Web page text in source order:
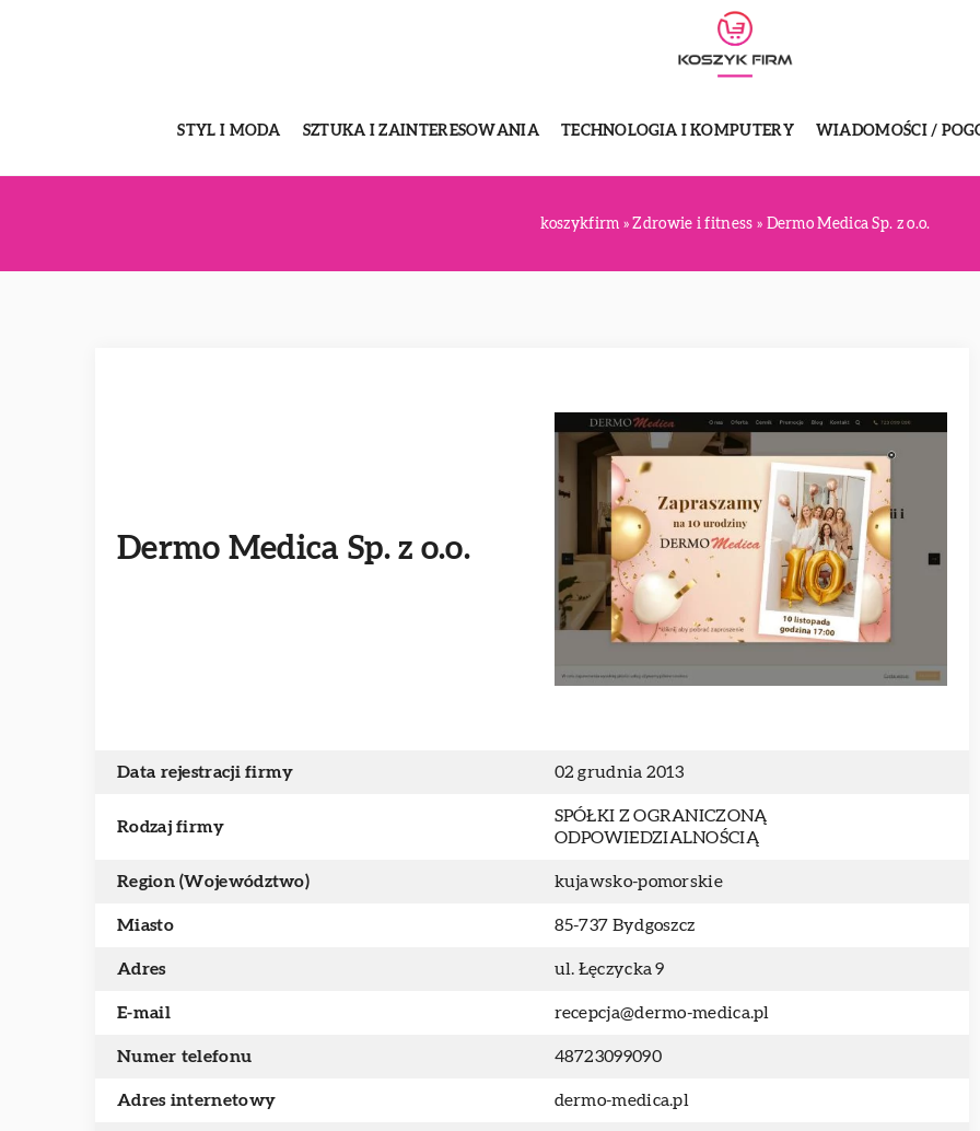
STYL I MODA SZTUKA I ZAINTERESOWANIA TECHNOLOGIA I KOMPUTERY WIADOMOŚCI /
koszykfirm »Zdrowie i fitness » Dermo Medica Sp. z o.o.
Dermo Medica Sp. z o.o.
Data rejestracji firmy 02 grudnia 2013
Rodzaj firmy
SPÓŁKI Z OGRANICZONĄ
ODPOWIEDZIALNOŚCIĄ
Region (Województwo) kujawsko-pomorskie
Miasto 85-737 Bydgoszcz
Adres ul. Łęczycka 9
E-mail recepcja@dermo-medica.pl
Numer telefonu 48723099090
Adres internetowy dermo-medica.pl